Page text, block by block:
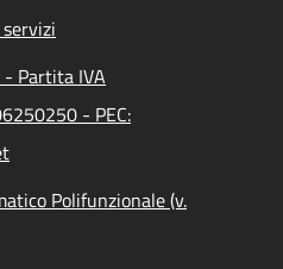
- Partita IVA
- PEC:
Polifunzionale (v.